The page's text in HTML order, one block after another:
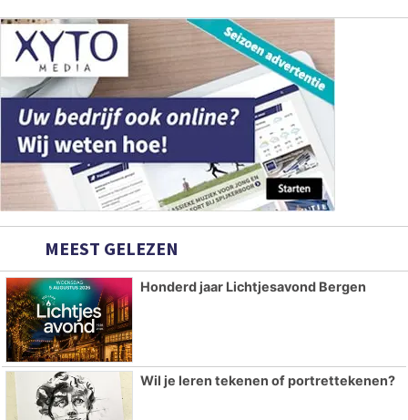
MEEST GELEZEN
Honderd jaar Lichtjesavond Bergen
Wil je leren tekenen of portrettekenen?